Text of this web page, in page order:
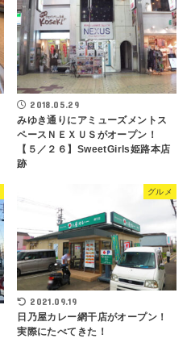
2018.05.29
みゆき通りにアミューズメントス
ペースＮＥＸＵＳがオープン！
【５／２６】SweetGirls姫路本店
跡
グルメ
2021.09.19
日乃屋カレー網干店がオープン！
実際にたべてきた！